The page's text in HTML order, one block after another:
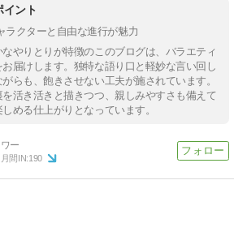
イント
ラクターと自由な進行が魅力
やりとりが特徴のこのブログは、バラエティ
届けします。独特な語り口と軽妙な言い回し
らも、飽きさせない工夫が施されています。
活き活きと描きつつ、親しみやすさも備えて
める仕上がりとなっています。
月間IN:190